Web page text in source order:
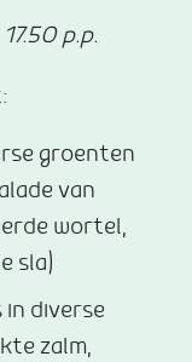
p.p.
groenten
van
wortel,
sla)
in diverse
zalm,